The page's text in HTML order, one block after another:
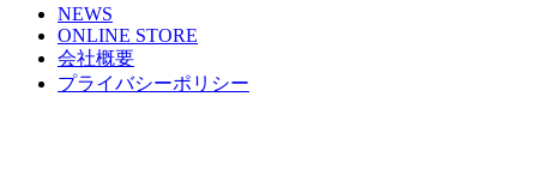
NEWS
ONLINE STORE
会社概要
プライバシーポリシー